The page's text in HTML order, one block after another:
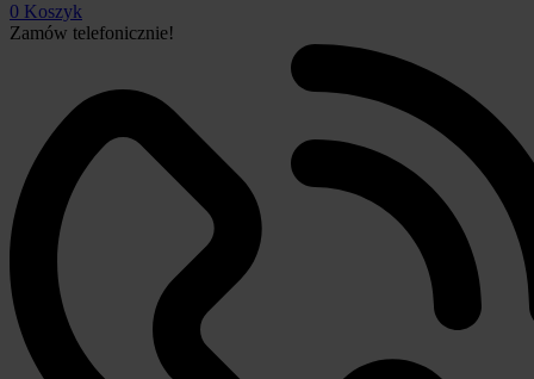
0 Koszyk
Zamów telefonicznie!